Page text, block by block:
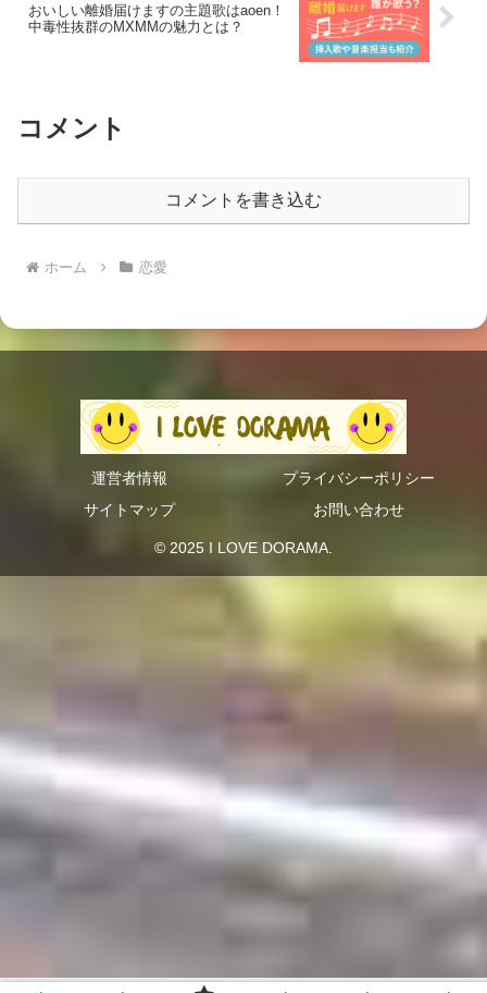
おいしい離婚届けますの主題歌はaoen！
中毒性抜群のMXMMの魅力とは？
コメント
コメントを書き込む
ホーム 恋愛
運営者情報
プライバシーポリシー
サイトマップ
お問い合わせ
© 2025 I LOVE DORAMA.